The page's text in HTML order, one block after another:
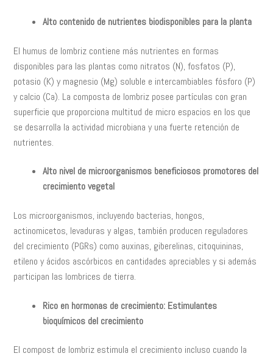
Alto contenido de nutrientes biodisponibles para la planta
El humus de lombriz contiene más nutrientes en formas
disponibles para las plantas como nitratos (N), fosfatos (P),
potasio (K) y magnesio (Mg) soluble e intercambiables fósforo (P)
y calcio (Ca). La composta de lombriz posee partículas con gran
superficie que proporciona multitud de micro espacios en los que
se desarrolla la actividad microbiana y una fuerte retención de
nutrientes.
Alto nivel de microorganismos beneficiosos promotores del
crecimiento vegetal
Los microorganismos, incluyendo bacterias, hongos,
actinomicetos, levaduras y algas, también producen reguladores
del crecimiento (PGRs) como auxinas, giberelinas, citoquininas,
etileno y ácidos ascórbicos en cantidades apreciables y si además
participan las lombrices de tierra.
Rico en hormonas de crecimiento: Estimulantes
bioquímicos del crecimiento
El compost de lombriz estimula el crecimiento incluso cuando la